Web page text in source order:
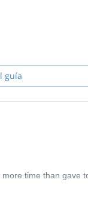
several to 7,000-
summit of K2, and
beyond the
guía
time than gave